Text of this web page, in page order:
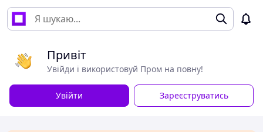
Привіт
Увійди і використовуй Пром на повну!
Увійти Зареєструватись